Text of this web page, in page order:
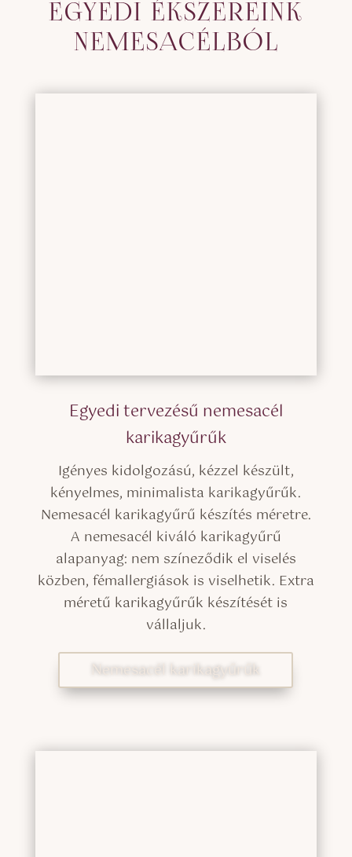
EGYEDI ÉKSZEREINK
NEMESACÉLBÓL
Egyedi tervezésű nemesacél
karikagyűrűk
Igényes kidolgozású, kézzel készült,
kényelmes, minimalista karikagyűrűk.
Nemesacél karikagyűrű készítés méretre.
A nemesacél kiváló karikagyűrű
alapanyag: nem színeződik el viselés
közben, fémallergiások is viselhetik. Extra
méretű karikagyűrűk készítését is
vállaljuk.
Nemesacél karikagyűrűk